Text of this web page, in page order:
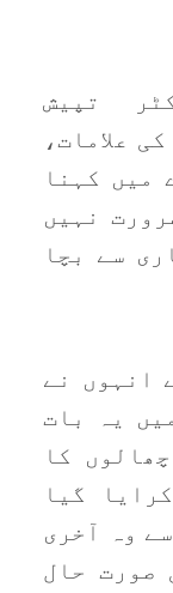
تپیش
علامات،
میں کہنا
نہیں
سے بچا
انہوں نے
یہ بات
کا
گیا
وہ آخری
صورت حال